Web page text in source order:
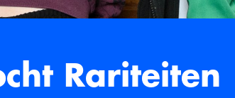
Rariteiten